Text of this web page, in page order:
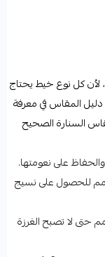
لأن كل نوع خيط يحتاج
المقاس في معرفة
السنارة الصحيح
الخيوط المتوسطة تحتاج غالبًا مقاسات بين 3.5 و5 مم للحصول على نسيج
السميكة تعمل بشكل أفضل مع إبر 5 إلى 7 مم حتى لا تصبح الغرزة